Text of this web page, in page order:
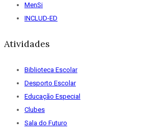
MenSi
INCLUD-ED
Atividades
Biblioteca Escolar
Desporto Escolar
Educação Especial
Clubes
Sala do Futuro